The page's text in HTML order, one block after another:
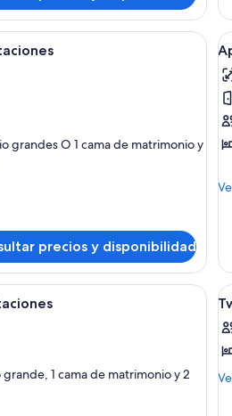
1
de pantalla plana, un ventilador de
Una habitación de hotel moderna
grandes O 1 cama de matrimonio y
precios y disponibilidad
lámpara, vistas a la ciudad desde un
Una habitación de hotel moderna
1 cama de matrimonio y 2